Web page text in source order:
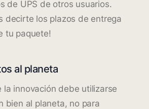
de UPS de otros usuarios.
decirte los plazos de entrega
tu paquete!
al planeta
la innovación debe utilizarse
bien al planeta, no para